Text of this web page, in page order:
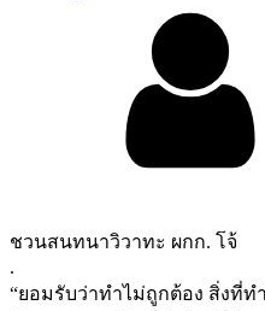
ชวนสนทนาวิวาทะ ผกก. โจ้
.
“ยอมรับว่าทำไม่ถูกต้อง สิ่งที่ท